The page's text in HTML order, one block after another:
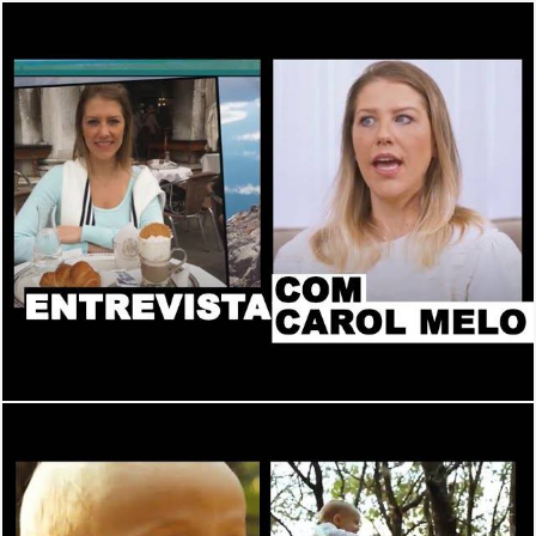
2038 0